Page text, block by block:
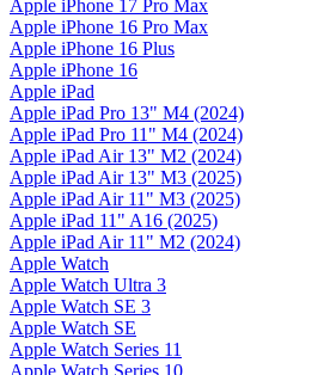
Apple iPhone 17 Pro Max
Apple iPhone 16 Pro Max
Apple iPhone 16 Plus
Apple iPhone 16
Apple iPad
Apple iPad Pro 13" M4 (2024)
Apple iPad Pro 11" M4 (2024)
Apple iPad Air 13" M2 (2024)
Apple iPad Air 13" M3 (2025)
Apple iPad Air 11" M3 (2025)
Apple iPad 11" A16 (2025)
Apple iPad Air 11" M2 (2024)
Apple Watch
Apple Watch Ultra 3
Apple Watch SE 3
Apple Watch SE
Apple Watch Series 11
Apple Watch Series 10